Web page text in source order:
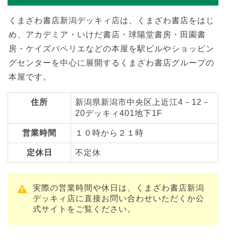
くまざわ書店新潟デッキィ店は、くまざわ書店をはじ
め、アカデミア・いけだ書店・球陽堂書房・田園書
房・ケイズパペリエなどの本屋を駅ビルやショッピン
グセンターを中心に展開するくまざわ書店グループの
本屋です。
住所
新潟県新潟市中央区上近江4－12－
20デッキィ401地下1F
営業時間 １０時から２１時
定休日 不定休
実際の営業時間や休日は、くまざわ書店新潟
デッキィ店に直接お問い合わせいただくか公
式サイトをご覧ください。